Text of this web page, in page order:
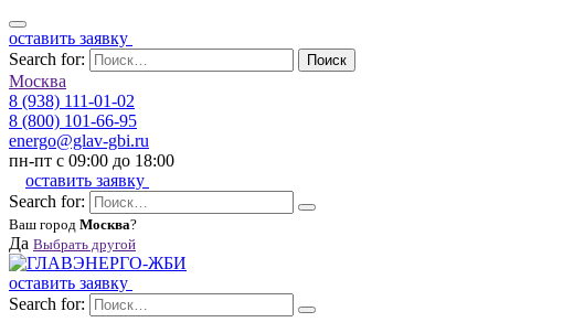
оставить заявку
Search for:
Поиск
Москва
8 (938) 111-01-02
8 (800) 101-66-95
energo@glav-gbi.ru
пн-пт с 09:00 до 18:00
оставить заявку
Search for:
Ваш город Москва?
Да Выбрать другой
оставить заявку
Search for: